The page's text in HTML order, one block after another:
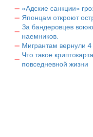
«Адские санкции»
Японцам откроют
За бандеровцев
наемников.
Мигрантам вернули
Что такое
повседневной жизни